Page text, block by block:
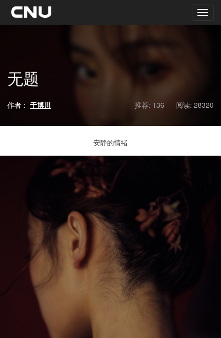
无题
作者： 于博川 推荐: 136 阅读: 28320
安静的情绪